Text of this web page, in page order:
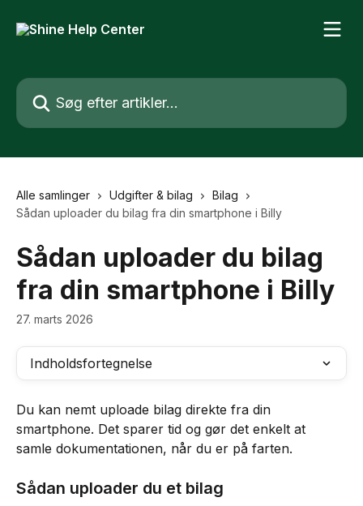
Søg efter artikler...
Alle samlinger Udgifter & bilag
Bilag
Sådan uploader du bilag fra din smartphone i Billy
Sådan uploader du bilag
fra din smartphone i Billy
27. marts 2026
Indholdsfortegnelse
Du kan nemt uploade bilag direkte fra din
smartphone. Det sparer tid og gør det enkelt at
samle dokumentationen, når du er på farten.
Sådan uploader du et bilag